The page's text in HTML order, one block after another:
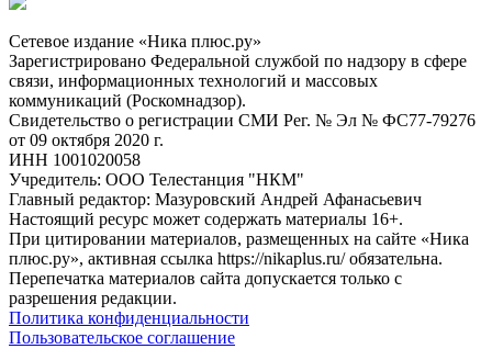
Сетевое издание «Ника плюс.ру»
Зарегистрировано Федеральной службой по надзору в сфере
связи, информационных технологий и массовых
коммуникаций (Роскомнадзор).
Свидетельство о регистрации СМИ Рег. № Эл № ФС77-79276
от 09 октября 2020 г.
ИНН 1001020058
Учредитель: ООО Телестанция "НКМ"
Главный редактор: Мазуровский Андрей Афанасьевич
Настоящий ресурс может содержать материалы 16+.
При цитировании материалов, размещенных на сайте «Ника
плюс.ру», активная ссылка https://nikaplus.ru/ обязательна.
Перепечатка материалов сайта допускается только с
разрешения редакции.
Политика конфиденциальности
Пользовательское соглашение